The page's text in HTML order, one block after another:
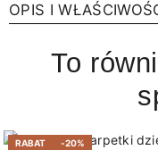
OPIS I
To
RABAT -20%